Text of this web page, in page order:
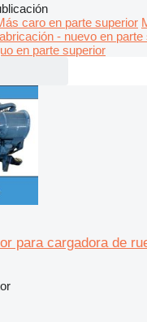
caro en parte superior
- nuevo en parte
en parte superior
para cargadora de